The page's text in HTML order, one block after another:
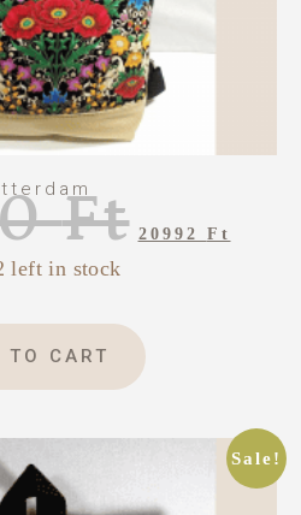
Ft 20992 Ft
left in stock
TO CART
Sale!